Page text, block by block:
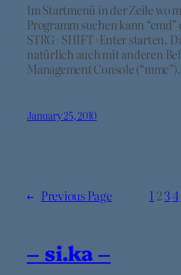
Im Startmenü in der Zeile wo
Programm suchen kann
STRG+SHIFT+Enter starten.
natürlich auch mit anderen
Management Console (“mmc”).
January 25, 2010
← Previous Page 1 234
– si.ka –